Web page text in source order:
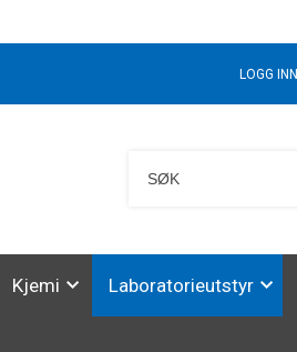
LOGG INN
Kjemi Laboratorieutstyr